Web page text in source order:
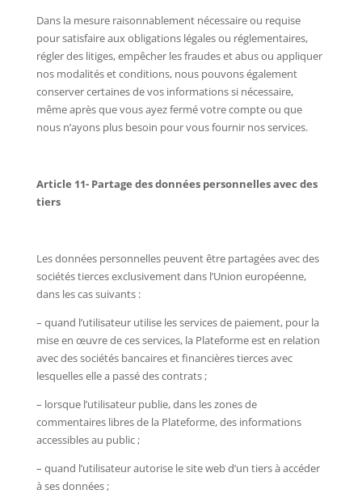
Dans la mesure raisonnablement nécessaire ou requise
pour satisfaire aux obligations légales ou réglementaires,
régler des litiges, empêcher les fraudes et abus ou appliquer
nos modalités et conditions, nous pouvons également
conserver certaines de vos informations si nécessaire,
même après que vous ayez fermé votre compte ou que
nous n’ayons plus besoin pour vous fournir nos services.
Article 11- Partage des données personnelles avec des
tiers
Les données personnelles peuvent être partagées avec des
sociétés tierces exclusivement dans l’Union européenne,
dans les cas suivants :
– quand l’utilisateur utilise les services de paiement, pour la
mise en œuvre de ces services, la Plateforme est en relation
avec des sociétés bancaires et financières tierces avec
lesquelles elle a passé des contrats ;
– lorsque l’utilisateur publie, dans les zones de
commentaires libres de la Plateforme, des informations
accessibles au public ;
– quand l’utilisateur autorise le site web d’un tiers à accéder
à ses données ;